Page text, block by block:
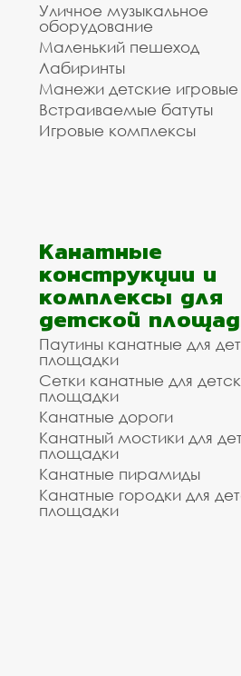
Уличное музыкальное
оборудование
Маленький пешеход
Лабиринты
Манежи детские игровые
Встраиваемые батуты
Игровые комплексы
Канатные
конструкции и
комплексы для
детской
Паутины канатные для
площадки
Сетки канатные для
площадки
Канатные дороги
Канатный мостики для
площадки
Канатные пирамиды
Канатные городки для
площадки